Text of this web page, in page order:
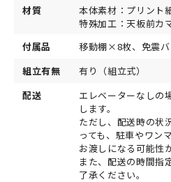
材質
本体素材：プリント
特殊加工：天板前カ
付属品
移動棚×8枚、免震バ
組立有無
有り（組立式）
配送
エレベーターなしの
します。
ただし、配送時の状
っても、駐車やワン
お渡しになる可能性
また、配送の時間指
了承ください。